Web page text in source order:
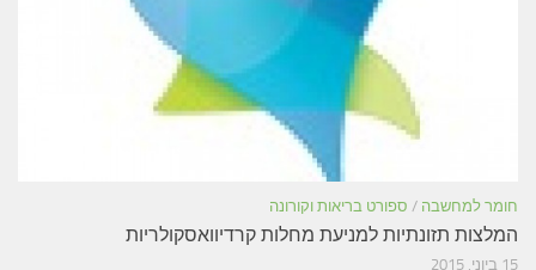
חומר למחשבה / ספורט בריאות וקורונה
המלצות תזונתיות למניעת מחלות קרדיוואסקולריות
15 ביוני, 2015